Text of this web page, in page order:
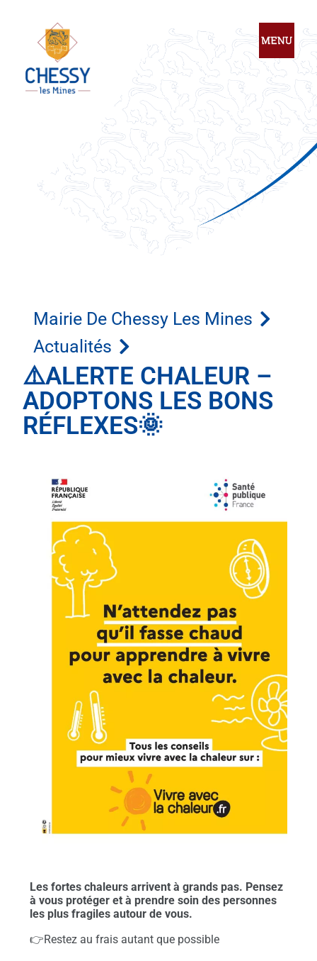
Mairie De Chessy Les Mines
Actualités
⚠️ALERTE CHALEUR –
ADOPTONS LES BONS
RÉFLEXES🌞
Les fortes chaleurs arrivent à grands pas. Pensez
à vous protéger et à prendre soin des personnes
les plus fragiles autour de vous.
👉Restez au frais autant que possible